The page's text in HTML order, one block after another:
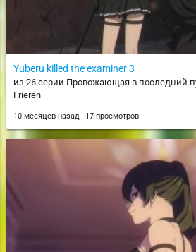
Yuberu killed the examiner 3
из 26 серии Провожающая в последний
Frieren
10 месяцев назад 17 просмотров